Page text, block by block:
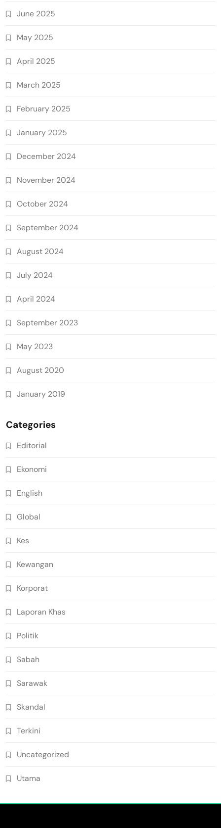
June 2025
May 2025
April 2025
March 2025
February 2025
January 2025
December 2024
November 2024
October 2024
September 2024
August 2024
July 2024
April 2024
September 2023
May 2023
August 2020
January 2019
Categories
Editorial
Ekonomi
English
Global
Kes
Kewangan
Korporat
Laporan Khas
Politik
Sabah
Sarawak
Skandal
Terkini
Uncategorized
Utama